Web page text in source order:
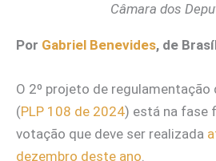
Câmara dos
Por Gabriel Benevides, de
O 2º projeto de
(PLP 108 de 2024) está na fase
votação que deve ser realizada
dezembro deste ano.